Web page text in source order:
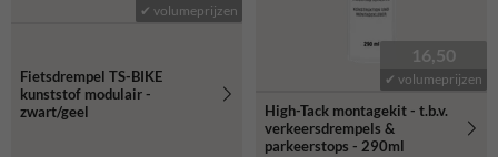
✔ volumeprijzen
Fietsdrempel TS-BIKE
kunststof modulair -
zwart/geel
16,50
✔ volumeprijzen
High-Tack montagekit - t.b.v.
verkeersdrempels &
parkeerstops - 290ml